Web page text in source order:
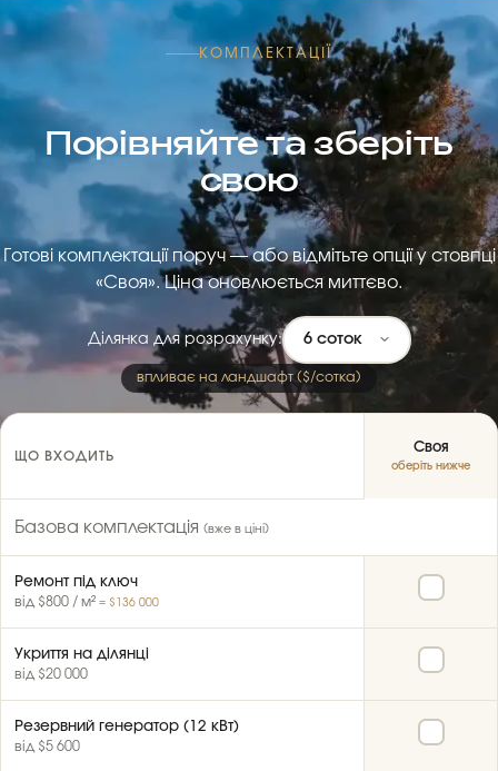
КОМПЛЕКТАЦІЇ
Порівняйте та зберіть
свою
Готові комплектації поруч — або відмітьте опції у стовпці
«Своя». Ціна оновлюється миттєво.
Ділянка для розрахунку:
впливає на ландшафт ($/сотка)
ЩО ВХОДИТЬ
Своя
оберіть нижче
Базова комплектація (вже в ціні)
Ремонт під ключ
від $800 / м² = $136 000
Укриття на ділянці
від $20 000
Резервний генератор (12 кВт)
від $5 600